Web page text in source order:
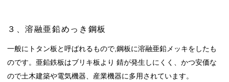
３、溶融亜鉛めっき鋼板
一般にトタン板と呼ばれるもので,鋼板に溶融亜鉛メッキをしたも
のです。亜鉛鉄板はブリキ板より 錆が発生しにくく、かつ安価な
ので土木建築や電気機器、産業機器に多用されています。